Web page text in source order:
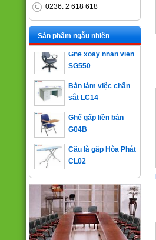
0236. 2 618 618
Sản phẩm ngẫu nhiên
Bàn trưởng phòng
ET1400D
Ghế xoay nhân viên
SG550
Bàn làm việc chân
sắt LC14
Ghế gấp liền bàn
G04B
Cầu là gấp Hòa Phát
CL02